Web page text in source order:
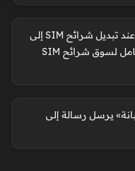
التحقق من الوجه مطلوب عند تبديل شرائح SIM إلى
الهواتف الجديدة: إصلاح شامل لسوق شرائح SIM
يرسل رسالة إلى